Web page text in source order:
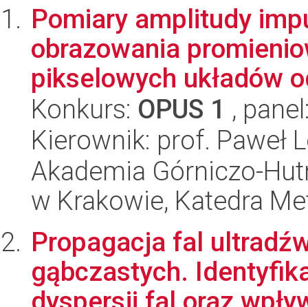
Pomiary amplitudy
obrazowania
pikselowych układów
Konkurs: OPUS 1 ,
Kierownik: prof. Paweł
Akademia Górniczo-
w Krakowie, Katedra
Propagacja fal
gąbczastych.